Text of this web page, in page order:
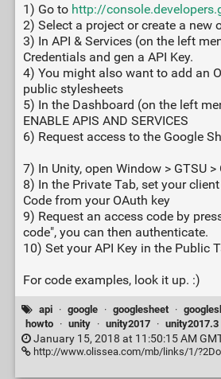
1) Go to http://
2) Select a project or create a new
3) In API & Services (on the left
Credentials and gen a API Key.
4) You might also want to add an
public stylesheets
5) In the Dashboard (on the left
ENABLE APIS AND SERVICES
6) Request access to the Google
7) In Unity, open Window > GTSU >
8) In the Private Tab, set your
Code from your OAuth key
9) Request an access code by
code", you can then authenticate.
10) Set your API Key in the Public
For code examples, look it up. :)
api · google · googlesheet ·
howto
· unity · unity2017 · unity2017.3
January 15, 2018 at 11:50:15 AM
http://www.olissea.com/mb/links/1/